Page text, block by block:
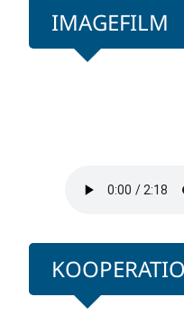
IMAGEFILM